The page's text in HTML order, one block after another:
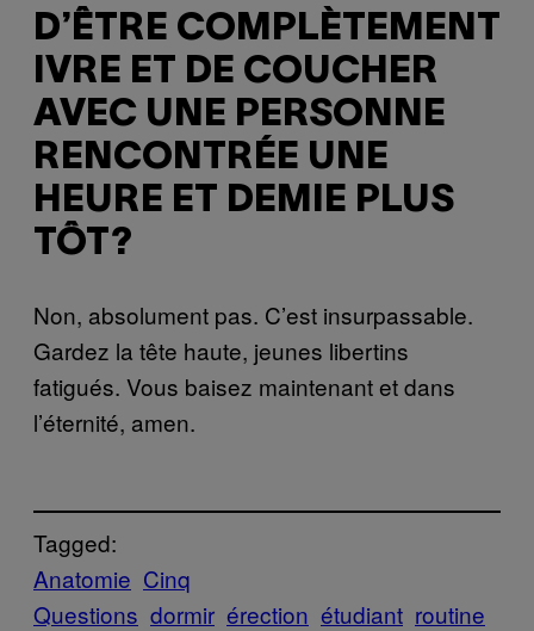
D’ÊTRE COMPLÈTEMENT
IVRE ET DE COUCHER
AVEC UNE PERSONNE
RENCONTRÉE UNE
HEURE ET DEMIE PLUS
TÔT?
Non, absolument pas. C’est insurpassable.
Gardez la tête haute, jeunes libertins
fatigués. Vous baisez maintenant et dans
l’éternité, amen.
Tagged:
Anatomie Cinq
Questions dormir érection étudiant routine